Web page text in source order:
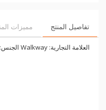
تفاصيل المنتج مميزات
العلامة التجارية: Walkway الجنس: للجنسين نوع المنتج: حقيبة ظهر